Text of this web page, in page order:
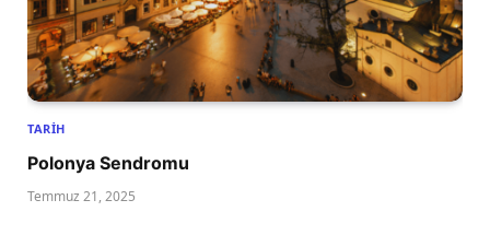
TARIH
Polonya Sendromu
Temmuz 21, 2025